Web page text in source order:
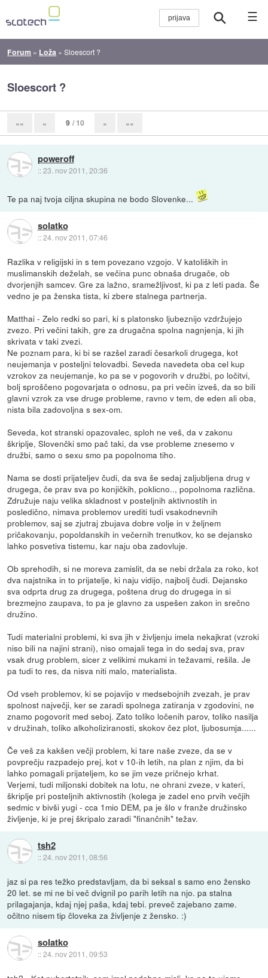
☰
Forum » Loža »Sloescort ?
Sloescort ?
«« « 9 / 10 » »»
poweroff
::23. nov 2011, 20:36
Te pa naj tvoja ciljna skupina ne bodo Slovenke...
solatko
::24. nov 2011, 07:46
Razlika v religijski in s tem povezano vzgojo. V katoliških in
muslimanskih deželah, se večina punc obnaša drugače, ob
dvorjenjih samcev. Gre za lažno, sramežljivost, ki pa z leti pada. Še
vedno je pa ženska tista, ki zbere stalnega partnerja.
Matthai - Zelo redki so pari, ki s platonsko ljubeznijo vzdržujejo
zvezo. Pri večini takih, gre za drugačna spolna nagnjenja, ki jih
skrivata v taki zvezi.
Ne poznam para, ki bi se razšel zaradi česarkoli drugega, kot
neujemanja v posteljni telovadbi. Seveda navedeta oba cel kup
vzrokov za neujemanje, ko pa se v pogovorih v družbi, po ločitvi,
bolj sproščeno pogovarjata o odnosu, pa pri večin izveš, da so bili
glavni vzrok za vse druge probleme, ravno v tem, de eden ali oba,
nista bila zadovoljna s sex-om.
Seveda, kot stranski opazovalec, sploh ne veš, da v zakonu
škriplje, Slovenčki smo pač taki, da vse probleme znesemo v
družbi, samo o sexu smo pa popolnoma tiho.
Nama se dosti prijateljev čudi, da sva še sedaj zaljubljena drug v
drugega, če prav sva po konjičkih, poklicno.., popolnoma različna.
Združuje naju velika skladnost v posteljnih aktivnostih in
posledično, nimava problemov urediti tudi vsakodnevnih
problemov, saj se zjutraj zbujava dobre volje in v željnem
pričakovanju, popoldanskih in večernih trenutkov, ko se dejansko
lahko posvetiva tistemu, kar naju oba zadovluje.
Ob sprehodih, si ne moreva zamislit, da se nebi držala za roko, kot
dva najstnika in to prijatelje, ki naju vidijo, najbolj čudi. Dejansko
sva odprta drug za drugega, poštena drug do drugega in si
brezmejno zaupava, to pa je glavno za uspešen zakon in srečno
družino.
Tudi materialni problemi, ki sva jih v življenju imela nekajkrat (vzroki
niso bili na najini strani), niso omajali tega in do sedaj sva, prav
vsak drug problem, sicer z velikimi mukami in težavami, rešila. Je
pa tudi to res, da nisva niti malo, materialista.
Od vseh problemov, ki se pojavijo v medsebojnih zvezah, je prav
spolnost največji, ker se zaradi spolnega zatiranja v zgodovini, ne
znamo pogovorit med seboj. Zato toliko ločenih parov, toliko nasilja
v družinah, toliko alkoholiziranosti, skokov čez plot, ljubosumja......
Če veš za kakšen večji problem, ki tare naše zveze, da se v
povprečju razpadejo prej, kot v 10-ih letih, na plan z njim, da bi
lahko pomagali prijateljem, ko se jim veze pričnejo krhat.
Verjemi, tudi miljonski dobitek na lotu, ne ohrani zveze, v kateri,
škriplje pri posteljnih aktivnostih (kolega je zadel eno prvih večjih
sedmic v bivši yugi - cca 1mio DEM, pa je šlo v franže družinsko
življenje, ki je prej škripalo zaradi "finančnih" težav.
tsh2
::24. nov 2011, 08:56
jaz si pa res težko predstavljam, da bi seksal s samo eno žensko
20 let. se mi ne bi več dvignil po parih letih na njo. pa stalna
prilagajanja, kdaj njej paša, kdaj tebi. preveč zajebano zame.
očitno nisem tip človeka za življenje z žensko. :)
solatko
::24. nov 2011, 09:53